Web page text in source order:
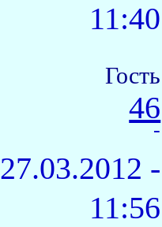
11:40
Гость
46
-
27.03.2012 -
11:56